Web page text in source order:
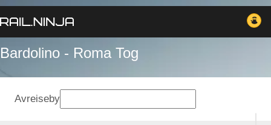
Bardolino - Roma Tog
Avreiseby